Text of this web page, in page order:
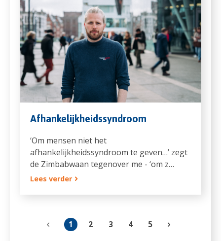
Afhankelijkheidssyndroom
‘Om mensen niet het
afhankelijkheidssyndroom te geven…’ zegt
de Zimbabwaan tegenover me - ‘om z…
Lees verder
1 2 3 4 5